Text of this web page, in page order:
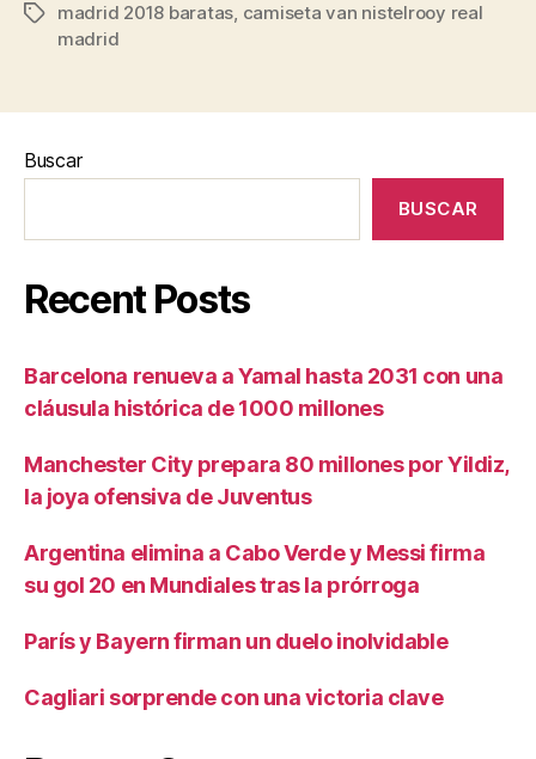
Etiquetas
madrid 2018 baratas, camiseta van nistelrooy real
madrid
Buscar
BUSCAR
Recent Posts
Barcelona renueva a Yamal hasta 2031 con una
cláusula histórica de 1000 millones
Manchester City prepara 80 millones por Yildiz,
la joya ofensiva de Juventus
Argentina elimina a Cabo Verde y Messi firma
su gol 20 en Mundiales tras la prórroga
París y Bayern firman un duelo inolvidable
Cagliari sorprende con una victoria clave